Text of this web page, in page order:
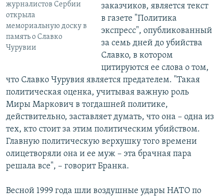
журналистов Сербии
открыла
мемориальную доску в
память о Славко
Чурувии
заказчиков, является текст
в газете "Политика
экспресс", опубликованный
за семь дней до убийства
Славко, в котором
цитируются ее слова о том,
что Славко Чурувия является предателем. "Такая
политическая оценка, учитывая важную роль
Миры Маркович в тогдашней политике,
действительно, заставляет думать, что она – одна из
тех, кто стоит за этим политическим убийством.
Главную политическую верхушку того времени
олицетворяли она и ее муж – эта брачная пара
решала все", – говорит Бранка.
Весной 1999 года шли воздушные удары НАТО по